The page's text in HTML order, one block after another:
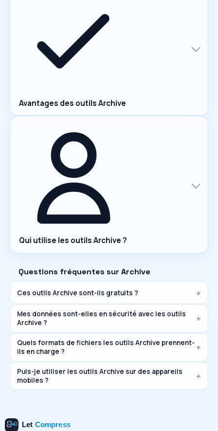
Avantages des outils Archive
Qui utilise les outils Archive ?
Questions fréquentes sur Archive
Ces outils Archive sont-ils gratuits ?
Mes données sont-elles en sécurité avec les outils
Archive ?
Quels formats de fichiers les outils Archive prennent-
ils en charge ?
Puis-je utiliser les outils Archive sur des appareils
mobiles ?